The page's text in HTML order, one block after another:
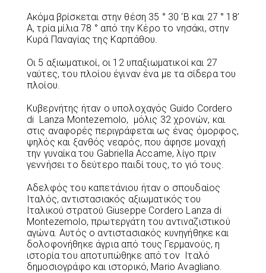
Ακόμα βρίσκεται στην θέση 35 ° 30 ‘Β και 27 ° 18’
Α, τρία μίλια 78 ° από την Κέρο το νησάκι, στην
Κυρά Παναγίας της Καρπάθου.
Οι 5 αξιωματικοί, οι 12 υπαξιωματικοί και 27
ναύτες, του πλοίου έγιναν ένα με τα σίδερα του
πλοίου.
Κυβερνήτης ήταν ο υπολοχαγός Guido Cordero
di Lanza Montezemolo, μόλις 32 χρονών, και
στις αναφορές περιγράφεται ως ένας όμορφος,
ψηλός και ξανθός νεαρός, που άφησε μοναχή
την γυναίκα του Gabriella Accame, λίγο πριν
γεννήσει το δεύτερο παιδί τους, το γιό τους.
Αδελφός του καπετάνιου ήταν ο σπουδαίος
Ιταλός, αντιστασιακός αξιωματικός του
Ιταλικού στρατού Giuseppe Cordero Lanza di
Montezemolo, πρωτεργάτη του αντιναζιστικού
αγώνα. Αυτός ο αντιστασιακός κυνηγήθηκε και
δολοφονήθηκε άγρια από τους Γερμανούς, η
ιστορία του αποτυπώθηκε από τον Ιταλό
δημοσιογράφο και ιστορικό, Mario Avagliano.